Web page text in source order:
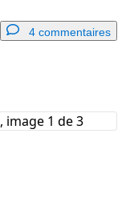
4 commentaires